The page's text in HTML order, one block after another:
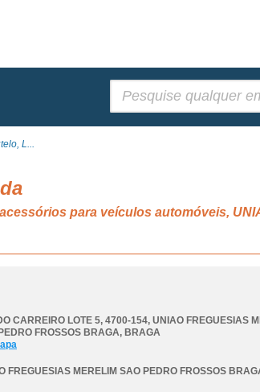
L...
para veículos automóveis,
CARREIRO LOTE 5, 4700-154, UNIAO FREGUESIAS
FROSSOS BRAGA, BRAGA
FREGUESIAS MERELIM SAO PEDRO FROSSOS